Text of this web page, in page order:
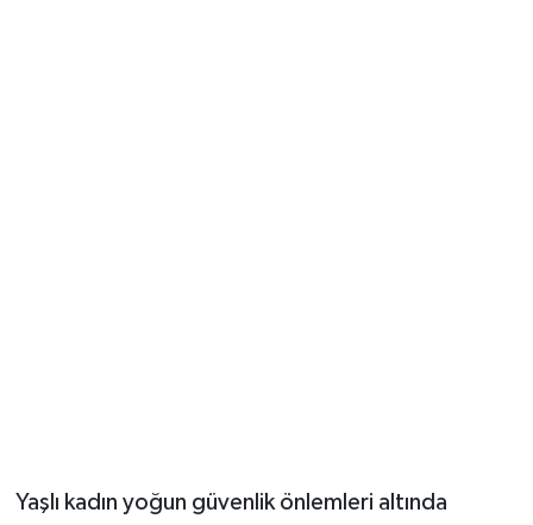
Yaşlı kadın yoğun güvenlik önlemleri altında